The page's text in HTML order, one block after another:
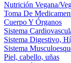
Nutrición Vegana/
Toma De
Cuerpo Y Órganos
Sistema
Sistema Digestivo,
Sistema
Piel, cabello, uñas